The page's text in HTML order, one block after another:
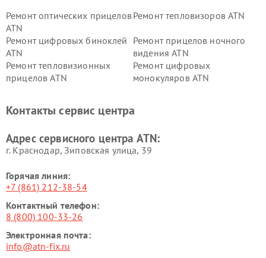
Ремонт оптических прицелов
ATN
Ремонт тепловизоров ATN
Ремонт цифровых биноклей
ATN
Ремонт прицелов ночного
видения ATN
Ремонт тепловизионных
прицелов ATN
Ремонт цифровых
монокуляров ATN
Контакты сервис центра
Адрес сервисного центра ATN:
г. Краснодар, Зиповская улица, 39
Горячая линия:
+7 (861) 212-38-54
Контактный телефон:
8 (800) 100-33-26
Электронная почта:
info@atn-fix.ru